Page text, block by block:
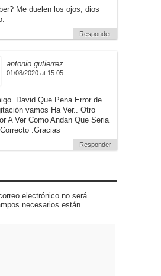
Me duelen los ojos, dios
Responder
antonio gutierrez
01/08/2020 at 15:05
David Que Pena Error de
vamos Ha Ver.. Otro
A Ver Como Andan Que Seria
Correcto .Gracias
Responder
electrónico no será
necesarios están